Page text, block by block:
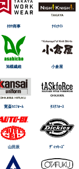
ﾀｶﾔ商事 ﾅｲtﾅｲﾄ
旭蝶繊維 小倉屋
寛斎ﾕﾆﾌｫｰﾑ ﾀｽｸﾌｫｰｽ
山田辰 ﾃﾞｨｯｷｰｽﾞ